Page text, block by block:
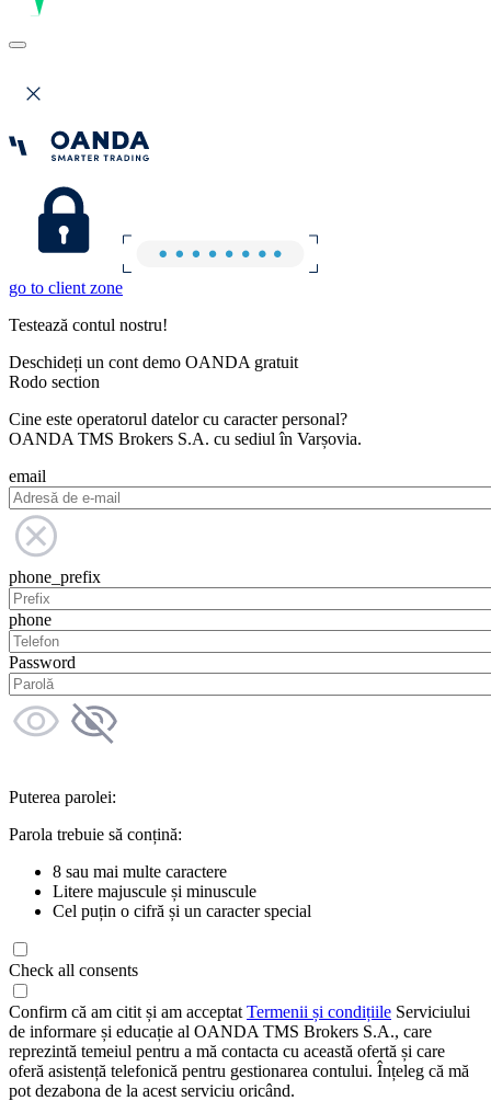
go to client zone
Testează contul nostru!
Deschideți un cont demo OANDA gratuit
Rodo section
Cine este operatorul datelor cu caracter personal?
OANDA TMS Brokers S.A. cu sediul în Varșovia.
email
phone_prefix
phone
Password
Puterea parolei:
Parola trebuie să conțină:
8 sau mai multe caractere
Litere majuscule și minuscule
Cel puțin o cifră și un caracter special
Check all consents
Confirm că am citit și am acceptat Termenii și condițiile Serviciului
de informare și educație al OANDA TMS Brokers S.A., care
reprezintă temeiul pentru a mă contacta cu această ofertă și care
oferă asistență telefonică pentru gestionarea contului. Înțeleg că mă
pot dezabona de la acest serviciu oricând.